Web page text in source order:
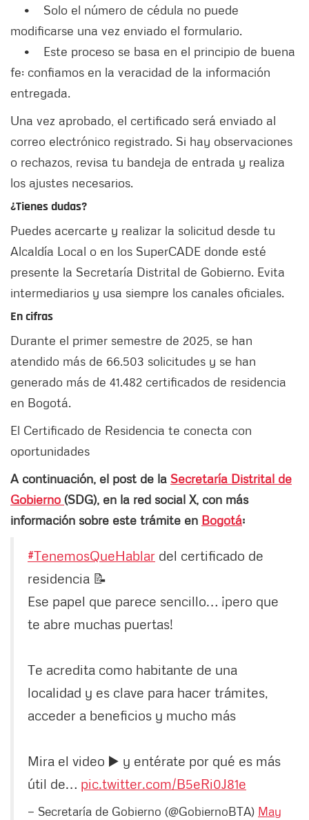
• Solo el número de cédula no puede
modificarse una vez enviado el formulario.
• Este proceso se basa en el principio de buena
fe: confiamos en la veracidad de la información
entregada.
Una vez aprobado, el certificado será enviado al
correo electrónico registrado. Si hay observaciones
o rechazos, revisa tu bandeja de entrada y realiza
los ajustes necesarios.
¿Tienes dudas?
Puedes acercarte y realizar la solicitud desde tu
Alcaldía Local o en los SuperCADE donde esté
presente la Secretaría Distrital de Gobierno. Evita
intermediarios y usa siempre los canales oficiales.
En cifras
Durante el primer semestre de 2025, se han
atendido más de 66.503 solicitudes y se han
generado más de 41.482 certificados de residencia
en Bogotá.
El Certificado de Residencia te conecta con
oportunidades
A continuación, el post de la Secretaría Distrital de
Gobierno (SDG), en la red social X, con más
información sobre este trámite en Bogotá:
#TenemosQueHablar del certificado de
residencia 📝
Ese papel que parece sencillo… ¡pero que
te abre muchas puertas!
Te acredita como habitante de una
localidad y es clave para hacer trámites,
acceder a beneficios y mucho más
Mira el video ▶️ y entérate por qué es más
útil de… pic.twitter.com/B5eRi0J81e
— Secretaría de Gobierno (@GobiernoBTA) May